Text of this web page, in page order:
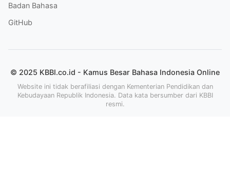
Badan Bahasa
GitHub
© 2025 KBBI.co.id - Kamus Besar Bahasa Indonesia Online
Website ini tidak berafiliasi dengan Kementerian Pendidikan dan
Kebudayaan Republik Indonesia. Data kata bersumber dari KBBI
resmi.